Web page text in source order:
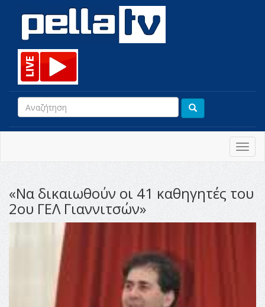
«Να δικαιωθούν οι 41 καθηγητές του
2oυ ΓΕΛ Γιαννιτσών»